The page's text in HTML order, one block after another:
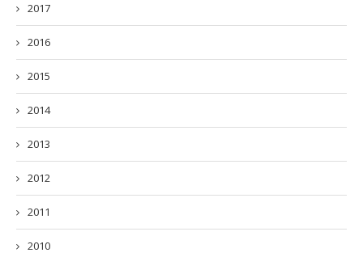
2017
2016
2015
2014
2013
2012
2011
2010